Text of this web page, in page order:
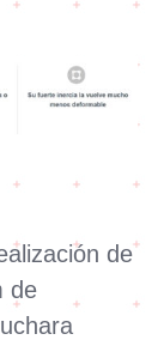
de
de